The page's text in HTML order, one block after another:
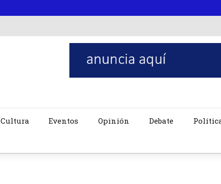
Cultura Eventos Opinión Debate